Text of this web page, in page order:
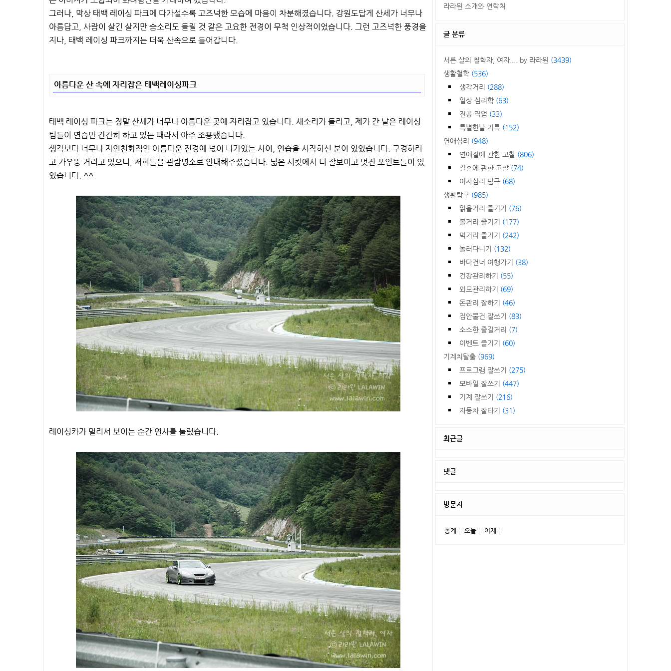
그러나, 막상 태백 레이싱 파크에 다가설수록 고즈넉한 모습에 마음이 차분해졌습니다. 강원도답게 산세가 너무나
아름답고, 사람이 살긴 살지만 숨소리도 들릴 것 같은 고요한 전경이 무척 인상적이었습니다. 그런 고즈넉한 풍경을
지나, 태백 레이싱 파크까지는 더욱 산속으로 들어갑니다.
아름다운 산 속에 자리잡은 태백레이싱파크
태백 레이싱 파크는 정말 산세가 너무나 아름다운 곳에 자리잡고 있습니다. 새소리가 들리고, 제가 간 날은 레이싱
팀들이 연습만 간간히 하고 있는 때라서 아주 조용했습니다.
생각보다 너무나 자연친화적인 아름다운 전경에 넋이 나가있는 사이, 연습을 시작하신 분이 있었습니다. 구경하려
고 가우뚱 거리고 있으니, 저희들을 관람명소로 안내해주셨습니다. 넓은 서킷에서 더 잘보이고 멋진 포인트들이 있
었습니다. ^^
레이싱카가 멀리서 보이는 순간 연사를 눌렀습니다.
라라윈 소개와 연락처
글 분류
서른 살의 철학자, 여자.... by 라라윈 (3439)
생활철학 (536)
생각거리 (288)
일상 심리학 (63)
전공 직업 (33)
특별한날 기록 (152)
연애심리 (948)
연애질에 관한 고찰 (806)
결혼에 관한 고찰 (74)
여자심리 탐구 (68)
생활탐구 (985)
읽을거리 즐기기 (76)
볼거리 즐기기 (177)
먹거리 즐기기 (242)
놀러다니기 (132)
바다건너 여행가기 (38)
건강관리하기 (55)
외모관리하기 (69)
돈관리 잘하기 (46)
집안물건 잘쓰기 (83)
소소한 즐길거리 (7)
이벤트 즐기기 (60)
기계치탈출 (969)
프로그램 잘쓰기 (275)
모바일 잘쓰기 (447)
기계 잘쓰기 (216)
자동차 잘타기 (31)
최근글
댓글
방문자
총계 : 오늘 : 어제 :